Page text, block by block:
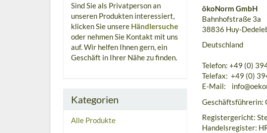
ökoNorm GmbH
Bahnhofstraße 3a
38836 Huy-
Deutschland
Telefon: +49 (0)
Telefax: +49 (0)
E-Mail:
Geschäftsführerin:
Registergericht:
Handelsregister:
Sind Sie als Privatperson an
unseren Produkten interessiert,
klicken Sie unsere Händlersuche
oder nehmen Sie Kontakt mit uns
auf. Wir helfen Ihnen gern, ein
Geschäft in Ihrer Nähe zu finden.
Kategorien
Alle Produkte